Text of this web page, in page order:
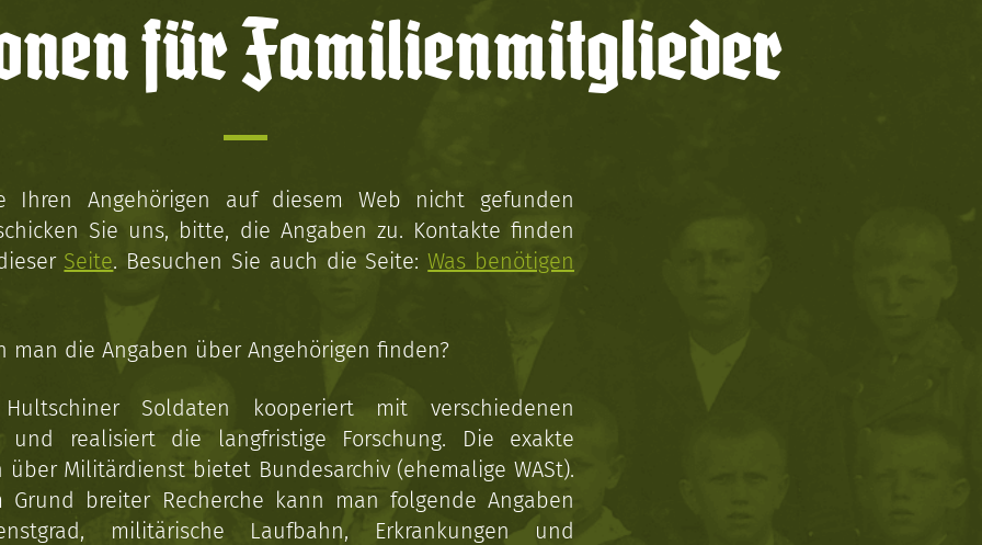
für Familienmitglieder
Ihren Angehörigen auf diesem Web nicht gefunden
Sie uns, bitte, die Angaben zu. Kontakte finden
Seite. Besuchen Sie auch die Seite:Was benötigen
man die Angaben über Angehörigen finden?
Soldaten kooperiert mit verschiedenen
und realisiert die langfristige Forschung. Die exakte
über Militärdienst bietet Bundesarchiv (ehemalige WASt).
Grund breiter Recherche kann man folgende Angaben
militärische Laufbahn, Erkrankungen und